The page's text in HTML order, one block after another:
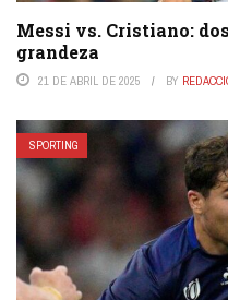
Messi vs. Cristiano:
grandeza
21 DE ABRIL DE 2025 BY
SPORTING